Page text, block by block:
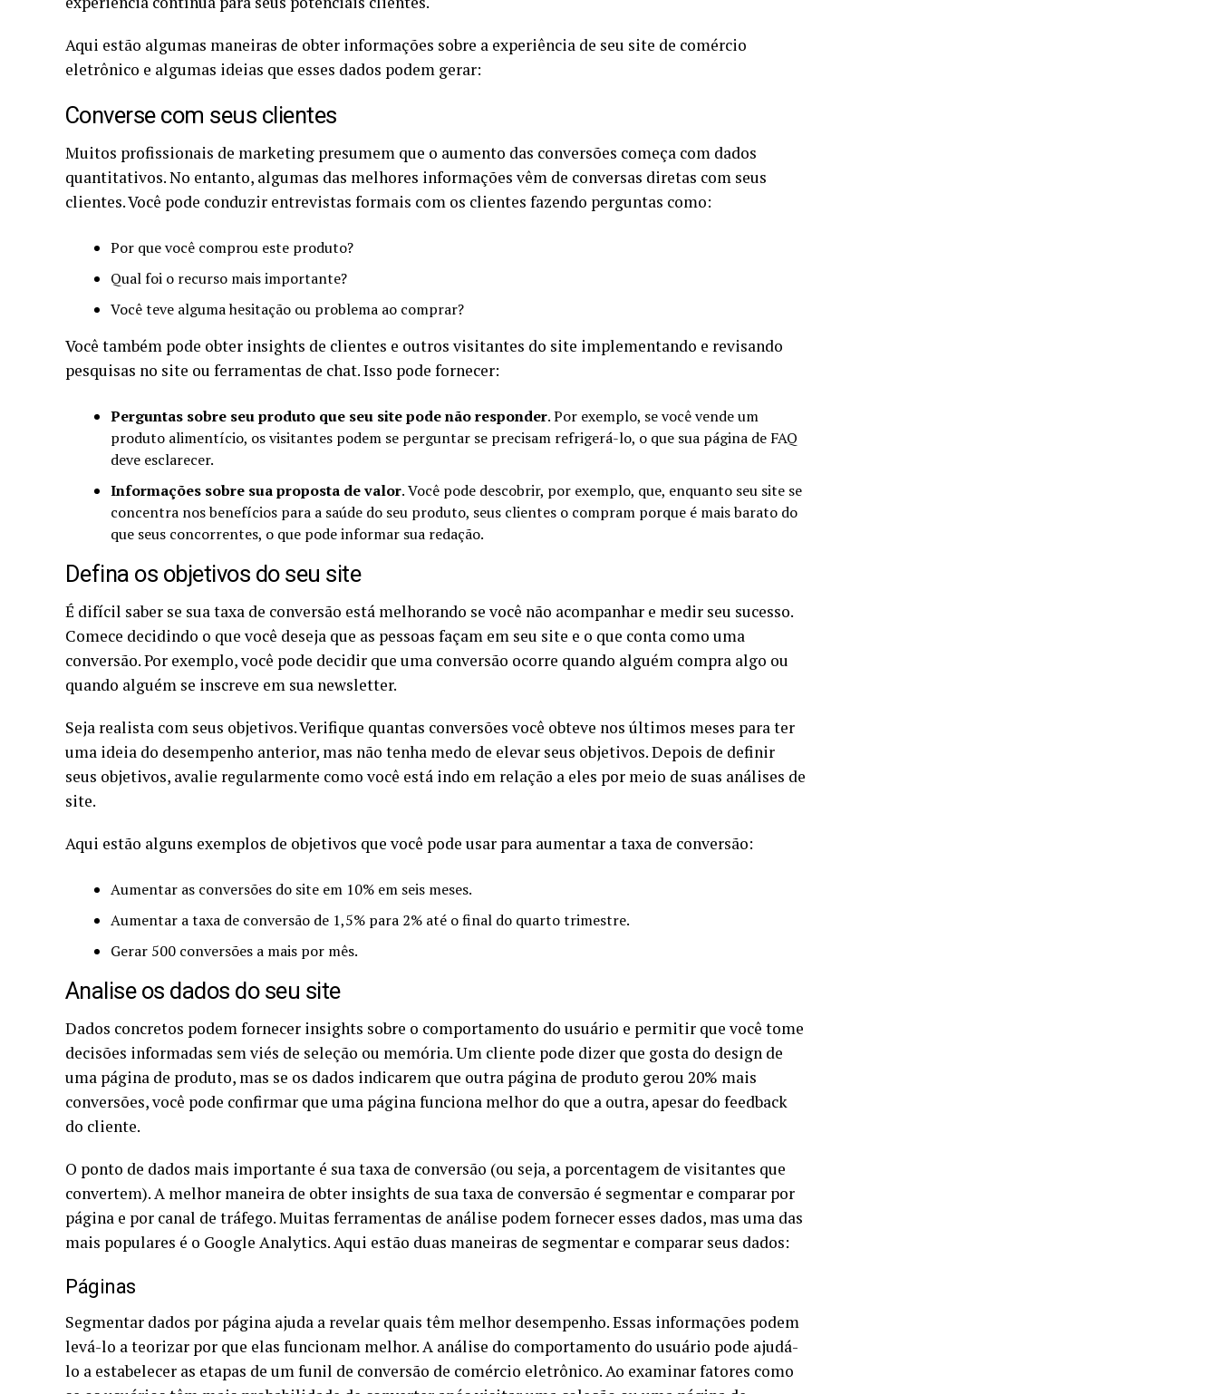
Aqui estão algumas maneiras de obter informações sobre a experiência de seu site de comércio
eletrônico e algumas ideias que esses dados podem gerar:
Converse com seus clientes
Muitos profissionais de marketing presumem que o aumento das conversões começa com dados
quantitativos. No entanto, algumas das melhores informações vêm de conversas diretas com seus
clientes. Você pode conduzir entrevistas formais com os clientes fazendo perguntas como:
Por que você comprou este produto?
Qual foi o recurso mais importante?
Você teve alguma hesitação ou problema ao comprar?
Você também pode obter insights de clientes e outros visitantes do site implementando e revisando
pesquisas no site ou ferramentas de chat. Isso pode fornecer:
Perguntas sobre seu produto que seu site pode não responder. Por exemplo, se você vende um
produto alimentício, os visitantes podem se perguntar se precisam refrigerá-lo, o que sua página de FAQ
deve esclarecer.
Informações sobre sua proposta de valor. Você pode descobrir, por exemplo, que, enquanto seu site se
concentra nos benefícios para a saúde do seu produto, seus clientes o compram porque é mais barato do
que seus concorrentes, o que pode informar sua redação.
Defina os objetivos do seu site
É difícil saber se sua taxa de conversão está melhorando se você não acompanhar e medir seu sucesso.
Comece decidindo o que você deseja que as pessoas façam em seu site e o que conta como uma
conversão. Por exemplo, você pode decidir que uma conversão ocorre quando alguém compra algo ou
quando alguém se inscreve em sua newsletter.
Seja realista com seus objetivos. Verifique quantas conversões você obteve nos últimos meses para ter
uma ideia do desempenho anterior, mas não tenha medo de elevar seus objetivos. Depois de definir
seus objetivos, avalie regularmente como você está indo em relação a eles por meio de suas análises de
site.
Aqui estão alguns exemplos de objetivos que você pode usar para aumentar a taxa de conversão:
Aumentar as conversões do site em 10% em seis meses.
Aumentar a taxa de conversão de 1,5% para 2% até o final do quarto trimestre.
Gerar 500 conversões a mais por mês.
Analise os dados do seu site
Dados concretos podem fornecer insights sobre o comportamento do usuário e permitir que você tome
decisões informadas sem viés de seleção ou memória. Um cliente pode dizer que gosta do design de
uma página de produto, mas se os dados indicarem que outra página de produto gerou 20% mais
conversões, você pode confirmar que uma página funciona melhor do que a outra, apesar do feedback
do cliente.
O ponto de dados mais importante é sua taxa de conversão (ou seja, a porcentagem de visitantes que
convertem). A melhor maneira de obter insights de sua taxa de conversão é segmentar e comparar por
página e por canal de tráfego. Muitas ferramentas de análise podem fornecer esses dados, mas uma das
mais populares é o Google Analytics. Aqui estão duas maneiras de segmentar e comparar seus dados:
Páginas
Segmentar dados por página ajuda a revelar quais têm melhor desempenho. Essas informações podem
levá-lo a teorizar por que elas funcionam melhor. A análise do comportamento do usuário pode ajudá-
lo a estabelecer as etapas de um funil de conversão de comércio eletrônico. Ao examinar fatores como